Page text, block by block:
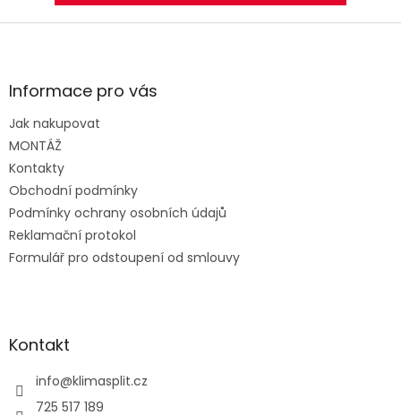
Z
aInformace pro vás
Jak nakupovat
MONTÁŽ
Kontakty
Obchodní podmínky
Podmínky ochrany osobních údajů
Reklamační protokol
Formulář pro odstoupení od smlouvy
Kontakt
info@klimasplit.cz
725 517 189